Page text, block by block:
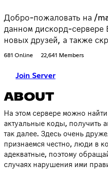
Добро-пожаловать на /
данном дискорд-сервере
новых друзей, а также
681 Online 22,641 Members
Join Server
ABOUT
На этом сервере можно
актуальные коды, получить
так далее. Здесь очень
признаемся честно, люди в
адекватные, поэтому
случаях нарушения ими